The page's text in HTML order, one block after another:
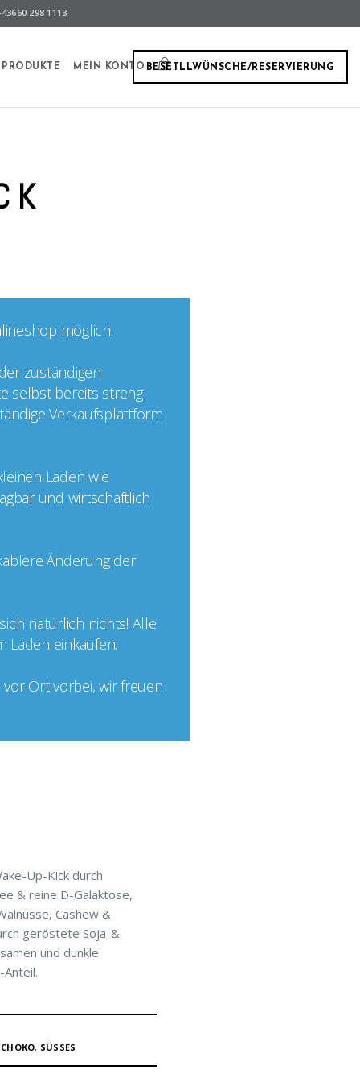
298 1113
BESETLLWÜNSCHE/RESERVIERUNG
PRODUKTE MEIN KONTO
möglich.
zuständigen
selbst bereits streng
Verkaufsplattform
Laden wie
und wirtschaftlich
Änderung der
natürlich nichts! Alle
Laden einkaufen.
Ort vorbei, wir freuen
Up-Kick durch
& reine D-Galaktose,
Cashew &
geröstete Soja-&
und dunkle
Anteil.
, SÜSSES